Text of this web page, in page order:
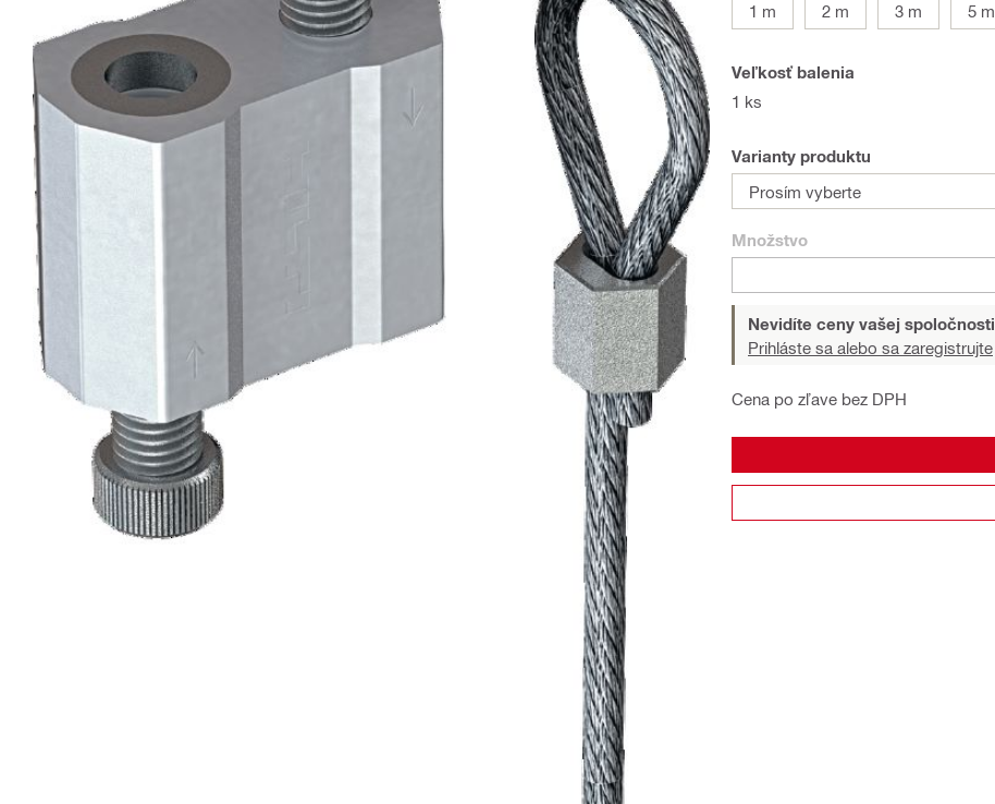
1 m
2 m 3 m 5 m
Veľkosť balenia
1 ks
Varianty produktu
Prosím vyberte
Množstvo
Nevidíte ceny vašej spoločnosti
Prihláste sa alebo sa zaregistrujte
Cena po zľave bez DPH